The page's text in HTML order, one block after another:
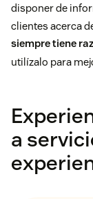
disponer de
clientes acerca
siempre tiene
utilízalo para
a